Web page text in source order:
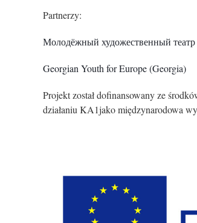
Partnerzy:
Молодёжный художественный театр
Georgian Youth for Europe (Georgia)
Projekt został dofinansowany ze
działaniu KA1jako międzynarodowa